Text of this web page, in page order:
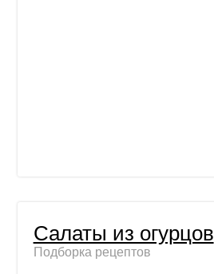
Салаты из огурцов
Подборка рецептов